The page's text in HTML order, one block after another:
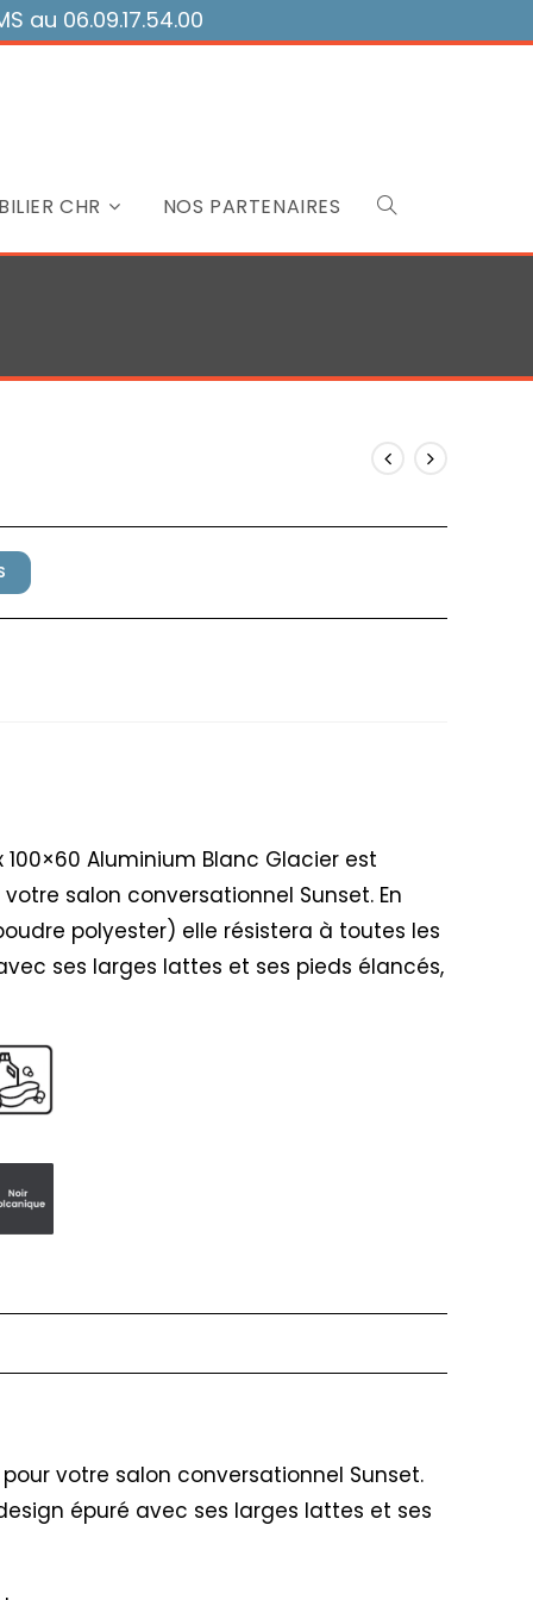
au 06.09.17.54.00
CHR NOS PARTENAIRES Toggle
search
100×60 Aluminium Blanc Glacier est
salon conversationnel Sunset. En
polyester) elle résistera à toutes les
ses larges lattes et ses pieds élancés,
pour votre salon conversationnel Sunset.
épuré avec ses larges lattes et ses